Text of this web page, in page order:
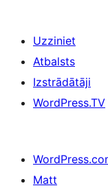
Uzziniet
Atbalsts
Izstrādātāji
WordPress.TV
Matt